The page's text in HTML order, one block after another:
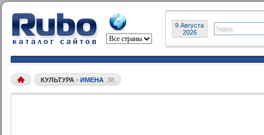
9 Августа
2026
КУЛЬТУРА • ИМЕНА 38